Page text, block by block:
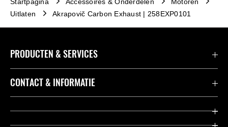
Startpagina Accessoires & Onderdelen
Motoren
Uitlaten
Akrapovič Carbon Exhaust | 258EXP0101
PRODUCTEN & SERVICES
Accessoires & Onderdelen
CONTACT & INFORMATIE
Contact